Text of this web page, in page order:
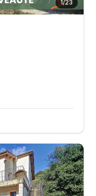
1/23